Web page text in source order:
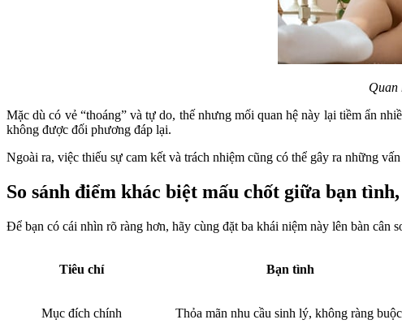
Quan
Mặc dù có vẻ “thoáng” và tự do, thế nhưng mối quan hệ này lại tiềm ẩn
không được đối phương đáp lại.
Ngoài ra, việc thiếu sự cam kết và trách nhiệm cũng có thể gây ra những
So sánh điểm khác biệt mấu chốt giữa bạn
Để bạn có cái nhìn rõ ràng hơn, hãy cùng đặt ba khái niệm này lên bàn cân
Tiêu chí Bạn tình
Mục đích chính Thỏa mãn nhu cầu sinh lý, không ràng